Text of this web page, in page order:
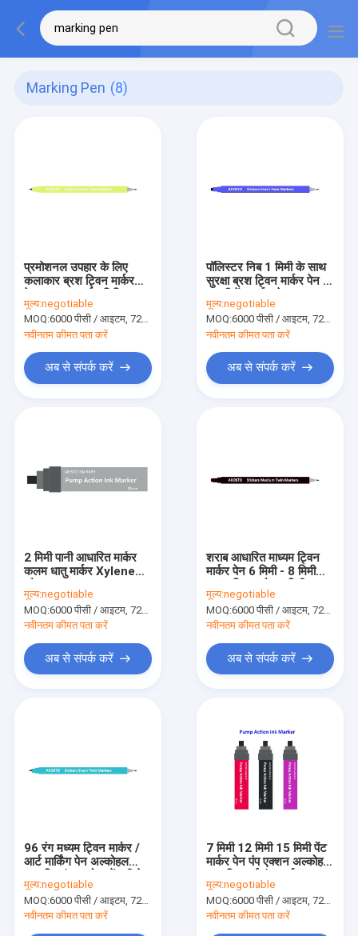
Marking Pen (8)
प्रमोशनल उपहार के लिए
कलाकार ब्रश ट्विन मार्कर
मूल्य:negotiable
MOQ:6000 पीसी / आइटम, 720 पीसी / रंग
नवीनतम कीमत पता करें
अब से संपर्क करें
पॉलिस्टर निब 1 मिमी के साथ
सुरक्षा ब्रश ट्विन मार्कर पेन /
मूल्य:negotiable
MOQ:6000 पीसी / आइटम, 720 पीसी / रंग
नवीनतम कीमत पता करें
अब से संपर्क करें
2 मिमी पानी आधारित मार्कर
कलम धातु मार्कर Xylene
मूल्य:negotiable
MOQ:6000 पीसी / आइटम, 720 पीसी / रंग
नवीनतम कीमत पता करें
अब से संपर्क करें
शराब आधारित माध्यम ट्विन
मार्कर पेन 6 मिमी - 8 मिमी
निब्स के साथ
मूल्य:negotiable
MOQ:6000 पीसी / आइटम, 720 पीसी / रंग
नवीनतम कीमत पता करें
अब से संपर्क करें
96 रंग मध्यम ट्विन मार्कर /
आर्ट मार्किंग पेन अल्कोहल
साथ
मूल्य:negotiable
MOQ:6000 पीसी / आइटम, 720 पीसी / रंग
नवीनतम कीमत पता करें
7 मिमी 12 मिमी 15 मिमी पेंट
मार्कर पेन पंप एक्शन अल्कोहल
मूल्य:negotiable
MOQ:6000 पीसी / आइटम, 720 पीसी / रंग
नवीनतम कीमत पता करें